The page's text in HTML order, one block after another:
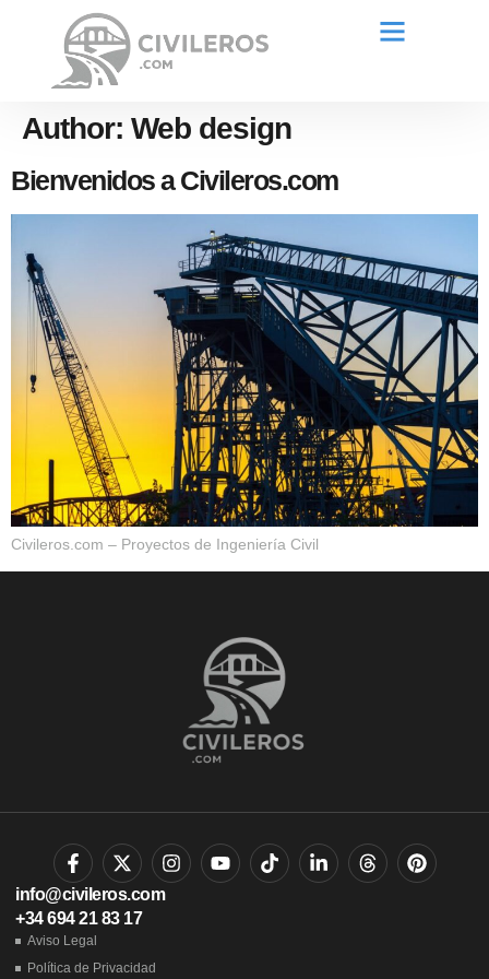
Author: Web design
Bienvenidos a Civileros.com
Civileros.com – Proyectos de Ingeniería Civil
info@civileros.com
+34 694 21 83 17
Aviso Legal
Política de Privacidad